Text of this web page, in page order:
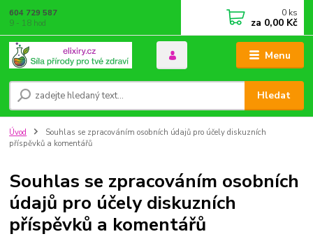
Menu
Hledat
604 729 587
9 - 18 hod
0 ks
za 0,00 Kč
Úvod
Souhlas se zpracováním osobních údajů pro účely diskuzních
příspěvků a komentářů
Souhlas se zpracováním osobních
údajů pro účely diskuzních
příspěvků a komentářů